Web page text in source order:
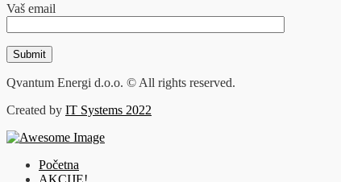
Vaš email
Qvantum Energi d.o.o. © All rights reserved.
Created by IT Systems 2022
Početna
AKCIJE!